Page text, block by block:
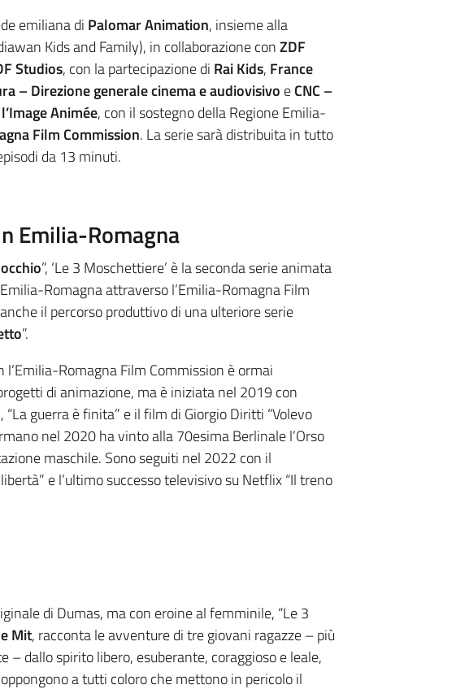
emiliana di Palomar Animation, insieme alla
Kids and Family), in collaborazione conZDF
Studios, con la partecipazione di Rai Kids, France
– Direzione generale cinema e audiovisivo eCNC –
Animée, con il sostegno della Regione Emilia-
Film Commission. La serie sarà distribuita in tutto
da 13 minuti.
Emilia-Romagna
”, ‘Le 3 Moschettiere’ è la seconda serie animata
Romagna attraverso l’Emilia-Romagna Film
il percorso produttivo di una ulteriore serie
”.
l’Emilia-Romagna Film Commission è ormai
di animazione, ma è iniziata nel 2019 con
guerra è finita” e il film di Giorgio Diritti “Volevo
nel 2020 ha vinto alla 70esima Berlinale l’Orso
maschile. Sono seguiti nel 2022 con il
e l’ultimo successo televisivo su Netflix “Il treno
di Dumas, ma con eroine al femminile, “Le 3
Mit, racconta le avventure di tre giovani ragazze – più
– dallo spirito libero, esuberante, coraggioso e leale,
a tutti coloro che mettono in pericolo il